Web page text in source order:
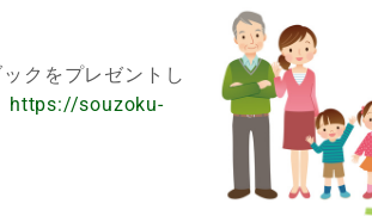
クをプレゼントし
https://souzoku-